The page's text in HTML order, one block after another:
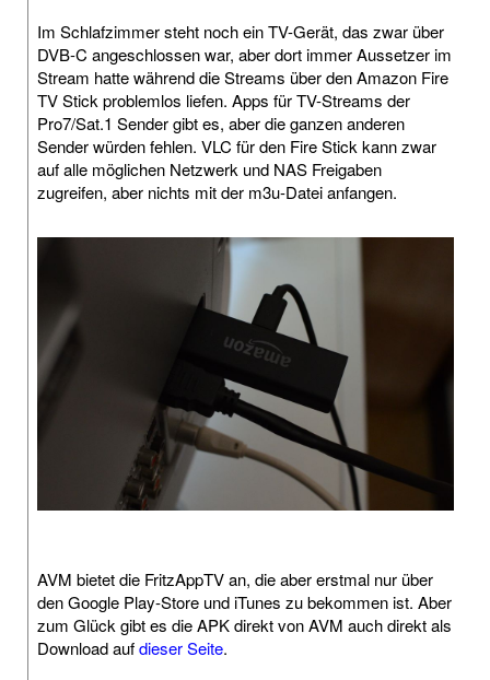
Im Schlafzimmer steht noch ein TV-Gerät, das zwar über
DVB-C angeschlossen war, aber dort immer Aussetzer im
Stream hatte während die Streams über den Amazon Fire
TV Stick problemlos liefen. Apps für TV-Streams der
Pro7/Sat.1 Sender gibt es, aber die ganzen anderen
Sender würden fehlen. VLC für den Fire Stick kann zwar
auf alle möglichen Netzwerk und NAS Freigaben
zugreifen, aber nichts mit der m3u-Datei anfangen.
AVM bietet die FritzAppTV an, die aber erstmal nur über
den Google Play-Store und iTunes zu bekommen ist. Aber
zum Glück gibt es die APK direkt von AVM auch direkt als
Download aufdieser Seite.